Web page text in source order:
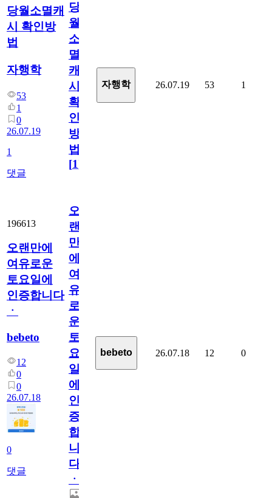
당월소멸캐
시 확인방
법
자행학
53
1
0
26.07.19
1
댓글
당
월
소
멸
캐
시
확
인
방
법
[1]
자행학 26.07.19 53 1
196613
오랜만에
여유로운
토요일에
인증합니다
ㆍ
bebeto
12
0
0
26.07.18
0
댓글
오
랜
만
에
여
유
로
운
토
요
일
에
인
증
합
니
다
ㆍ
bebeto 26.07.18 12 0